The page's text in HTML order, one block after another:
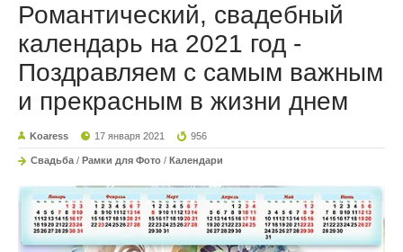
Романтический, свадебный
календарь на 2021 год -
Поздравляем с самым важным
и прекрасным в жизни днем
Koaress 17 января 2021 956
Свадьба / Рамки для Фото / Календари